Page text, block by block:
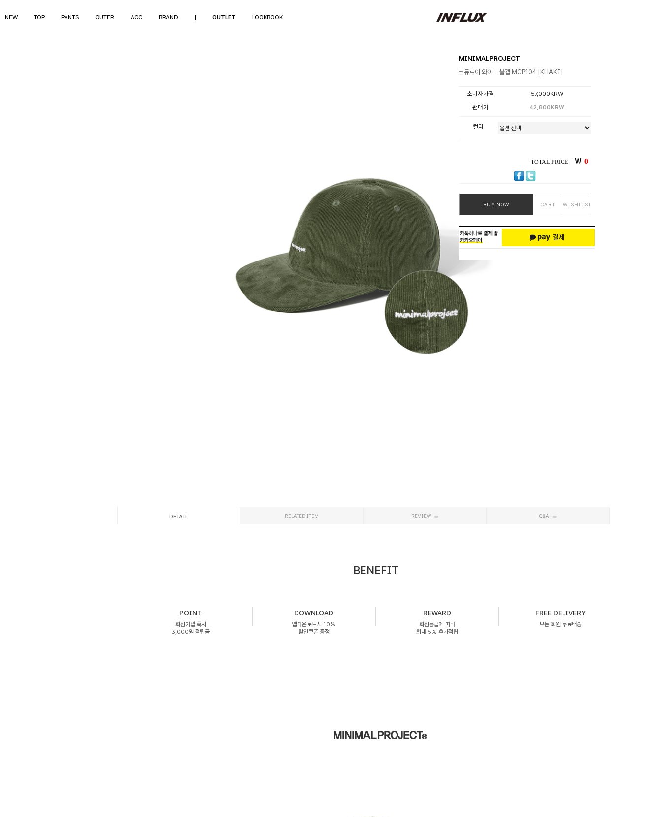
NEW TOP PANTS OUTER ACC BRAND OUTLET LOOKBOOK
MINIMALPROJECT
코듀로이 와이드 볼캡 MCP104 [KHAKI]
소비자가격
57,000KRW
판매가
42,800KRW
컬러
TOTAL PRICE ￦ 0
BUY NOW CART WISHLIST
DETAIL RELATED ITEM REVIEW Q&A
BENEFIT
POINT
회원가입 즉시
3,000원 적립금
DOWNLOAD
앱다운로드시 10%
할인쿠폰 증정
REWARD
회원등급에 따라
최대 5% 추가적립
FREE DELIVERY
모든 회원 무료배송